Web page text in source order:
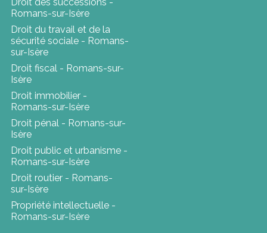
Droit des successions -
Romans-sur-Isère
Droit du travail et de la
sécurité sociale - Romans-
sur-Isère
Droit fiscal - Romans-sur-
Isère
Droit immobilier -
Romans-sur-Isère
Droit pénal - Romans-sur-
Isère
Droit public et urbanisme -
Romans-sur-Isère
Droit routier - Romans-
sur-Isère
Propriété intellectuelle -
Romans-sur-Isère